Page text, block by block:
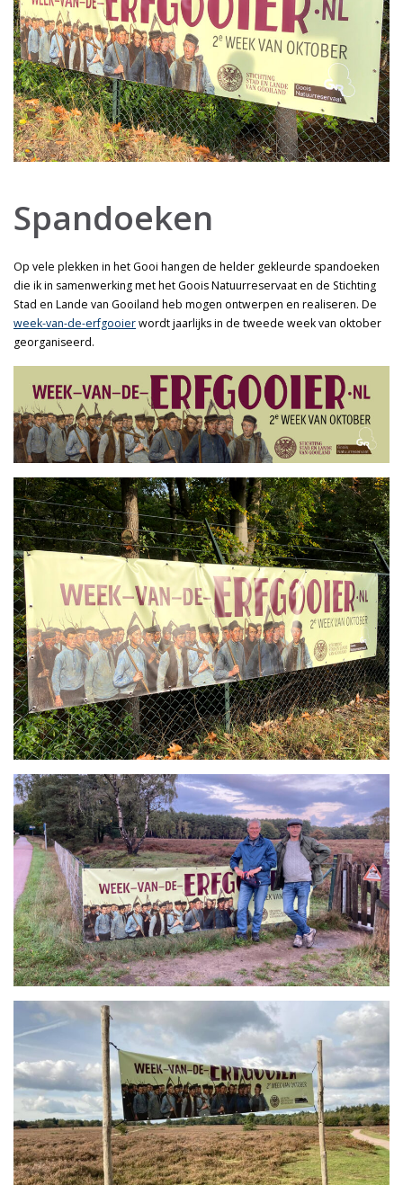
Spandoeken
Op vele plekken in het Gooi hangen de helder gekleurde spandoeken
die ik in samenwerking met het Goois Natuurreservaat en de Stichting
Stad en Lande van Gooiland heb mogen ontwerpen en realiseren. De
week-van-de-erfgooierwordt jaarlijks in de tweede week van oktober
georganiseerd.